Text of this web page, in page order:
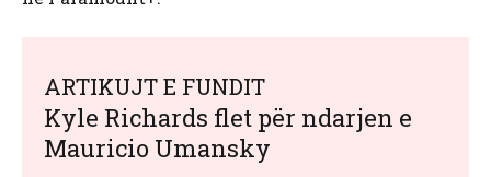
ARTIKUJT E FUNDIT
Kyle Richards flet për ndarjen e
Mauricio Umansky